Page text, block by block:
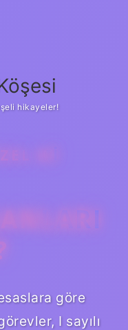
hikayeler!
MI
göre
I sayılı